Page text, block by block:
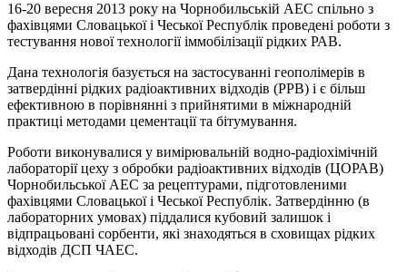
16-20 вересня 2013 року на Чорнобильській АЕС спільно з
фахівцями Словацької і Чеської Республік проведені роботи з
тестування нової технології іммобілізації рідких РАВ.
Дана технологія базується на застосуванні геополімерів в
затвердінні рідких радіоактивних відходів (РРВ) і є більш
ефективною в порівнянні з прийнятими в міжнародній
практиці методами цементації та бітумування.
Роботи виконувалися у вимірювальній водно-радіохімічній
лабораторії цеху з обробки радіоактивних відходів (ЦОРАВ)
Чорнобильської АЕС за рецептурами, підготовленими
фахівцями Словацької і Чеської Республік. Затвердінню (в
лабораторних умовах) піддалися кубовий залишок і
відпрацьовані сорбенти, які знаходяться в сховищах рідких
відходів ДСП ЧАЕС.